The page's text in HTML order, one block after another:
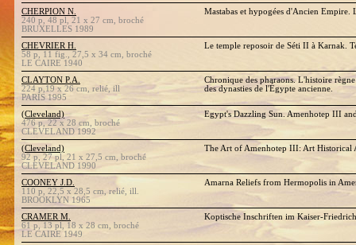
CHERPION N.
240 p, 48 pl, 21 x 27 cm, broché
BRUXELLES 1989
Mastabas et hypogées d'Ancien Empire.
CHEVRIER H.
58 p, 11 fig., 27,5 x 34 cm, broché
LE CAIRE 1940
Le temple reposoir de Séti II à Karnak.
CLAYTON P.A.
224 p,19 x 26 cm, relié, ill
PARIS 1995
Chronique des pharaons. L'histoire
des dynasties de l'Égypte ancienne.
(Cleveland)
476 p, 22 x 28 cm, broché
CLEVELAND 1992
Egypt's Dazzling Sun. Amenhotep III
(Cleveland)
92 p, 27 pl, 21 x 27,5 cm, broché
CLEVELAND 1990
The Art of Amenhotep III: Art Historical
COONEY J.D.
110 p, 22,5 x 28,5 cm, relié, ill.
BROOKLYN 1965
Amarna Reliefs from Hermopolis in
CRAMER M.
61 p, 13 pl, 18 x 28 cm, broché
LE CAIRE 1949
Koptische Inschriften im Kaiser-